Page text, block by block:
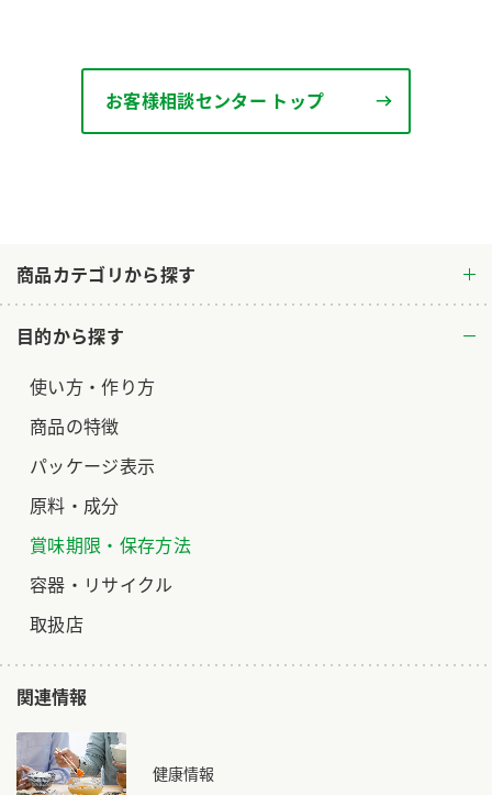
商品カテゴリから探す
目的から探す
使い方・作り方
商品の特徴
パッケージ表示
原料・成分
賞味期限・保存方法
容器・リサイクル
取扱店
関連情報
健康情報
お客様相談センター トップ